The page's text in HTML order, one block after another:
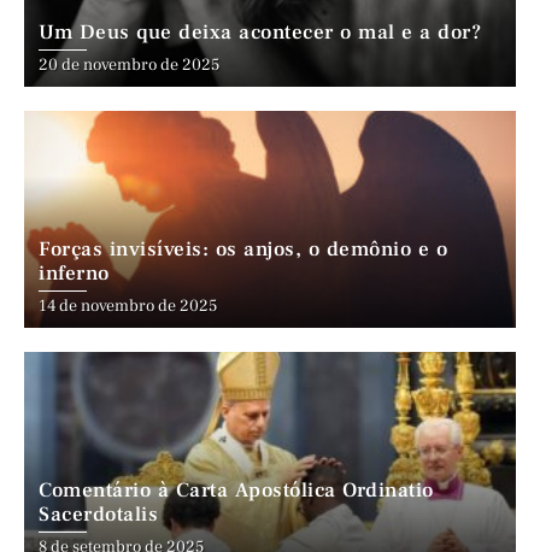
Um Deus que deixa acontecer o mal e a dor?
20 de novembro de 2025
Forças invisíveis: os anjos, o demônio e o
inferno
14 de novembro de 2025
Comentário à Carta Apostólica Ordinatio
Sacerdotalis
8 de setembro de 2025